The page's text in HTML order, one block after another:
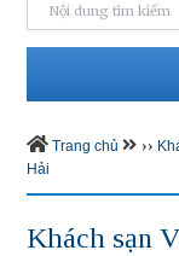
Trang chủ ››
Hải
Khách sạn